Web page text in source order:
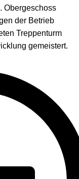
Obergeschoss
der Betrieb
Treppenturm
gemeistert.